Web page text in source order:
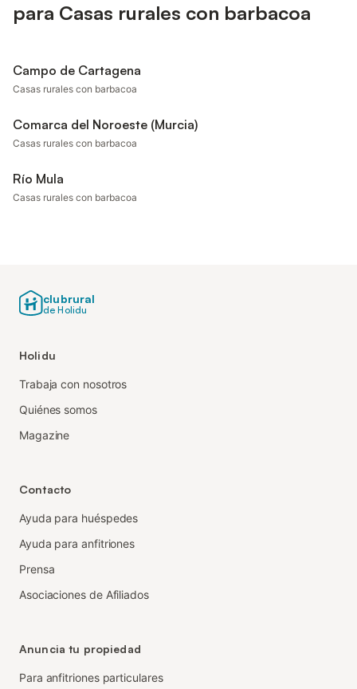
para Casas rurales con barbacoa
Campo de Cartagena
Casas rurales con barbacoa
Comarca del Noroeste (Murcia)
Casas rurales con barbacoa
Río Mula
Casas rurales con barbacoa
clubrural
de Holidu
Holidu
Trabaja con nosotros
Quiénes somos
Magazine
Contacto
Ayuda para huéspedes
Ayuda para anfitriones
Prensa
Asociaciones de Afiliados
Anuncia tu propiedad
Para anfitriones particulares